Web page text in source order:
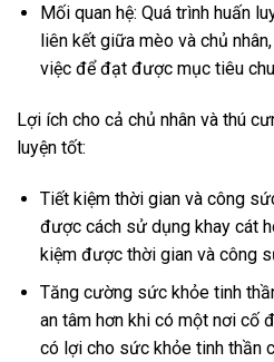
Mối quan hệ: Quá trình huấn
liên kết giữa mèo và chủ
việc để đạt được mục tiêu
Lợi ích cho cả chủ nhân và thú
luyện tốt:
Tiết kiệm thời gian và công
được cách sử dụng khay cát
kiệm được thời gian và công
Tăng cường sức khỏe tinh
an tâm hơn khi có một nơi cố
có lợi cho sức khỏe tinh thần